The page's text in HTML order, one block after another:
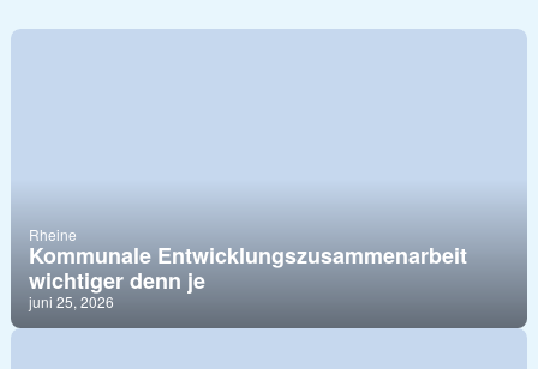
Rheine
Kommunale Entwicklungszusammenarbeit
wichtiger denn je
juni 25, 2026